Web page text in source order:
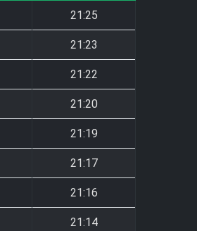
21:25
21:23
21:22
21:20
21:19
21:17
21:16
21:14